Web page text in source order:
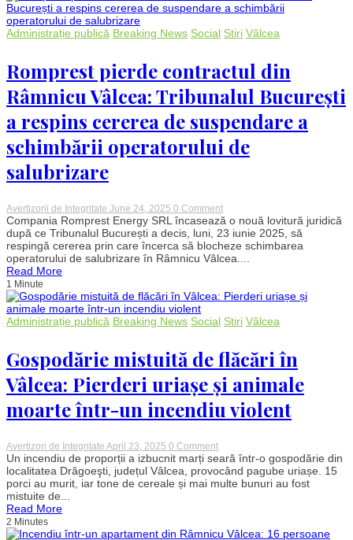
în
și
Sibiu,
estimat
la
peste
106
milioane
de
euro
Administrație publică Breaking News Social Stiri Vâlcea
Romprest pierde contractul din
Râmnicu Vâlcea: Tribunalul București
a respins cererea de suspendare a
schimbării operatorului de
salubrizare
Avertizorii de Integritate June 24, 2025 0 Commenton
Romprest
pierde
contractul
din
Râmnicu
București
respins
cererea
suspendare
schimbării
operatorului
de
salubrizare
Compania Romprest Energy SRL încasează o nouă lovitură juridică
după ce Tribunalul București a decis, luni, 23 iunie 2025, să
respingă cererea prin care încerca să blocheze schimbarea
operatorului de salubrizare în Râmnicu Vâlcea....
Read More
1 Minute
Administrație publică Breaking News Social Stiri Vâlcea
Gospodărie mistuită de flăcări în
Vâlcea: Pierderi uriașe și animale
moarte într-un incendiu violent
Avertizori de Integritate April 23, 2025 0 Commenton
Gospodărie
mistuită
de
flăcări
uriașe
Un incendiu de proporții a izbucnit marți seară într-o gospodărie din
localitatea Drăgoeşti, județul Vâlcea, provocând pagube uriașe. 15
porci au murit, iar tone de cereale și mai multe bunuri au fost
mistuite de...
Read More
2 Minutes